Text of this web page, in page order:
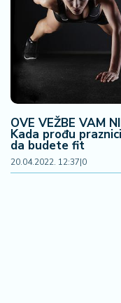
OVE VEŽBE VAM
Kada prođu
da budete fit
20.04.2022. 12:37|0